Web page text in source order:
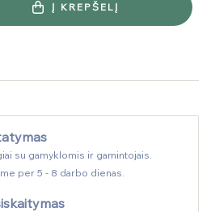
Į KREPŠELĮ
su gamyklomis ir gamintojais.
per 5 - 8 darbo dienas.